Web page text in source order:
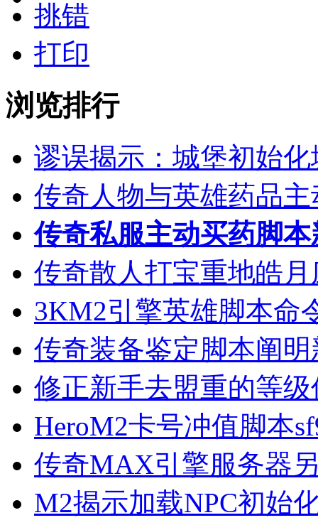
挑错
打印
浏览排行
谬误揭示：城堡初始
传奇人物与英雄药品
传奇私服主动买药脚
传奇散人打宝重地皓月
3KM2引擎英雄脚本命
传奇装备鉴定脚本阐
修正新手去盟重的等
HeroM2卡号冲值脚本
传奇MAX引擎服务器
M2揭示加载NPC初始